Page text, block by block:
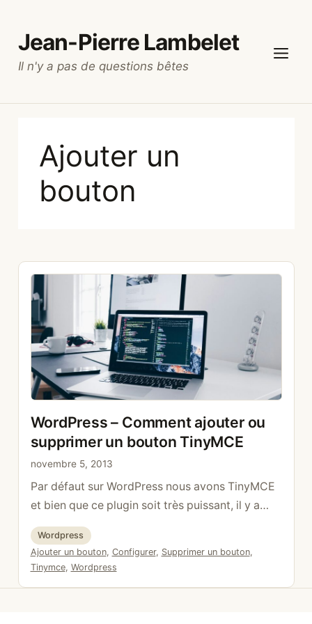
contenu
Jean-Pierre Lambelet
Il n'y a pas de questions bêtes
Ajouter un
bouton
WordPress – Comment ajouter ou
supprimer un bouton TinyMCE
novembre 5, 2013
Par défaut sur WordPress nous avons TinyMCE
et bien que ce plugin soit très puissant, il y a
beaucoup trop de boutons. Heureusement avec
quelques lignes de code, il est possible de le
configurer. Dans le fichier functions.php de
Catégories
Wordpress
Étiquettes
Ajouter un bouton, Configurer, Supprimer un bouton,
Tinymce, Wordpress